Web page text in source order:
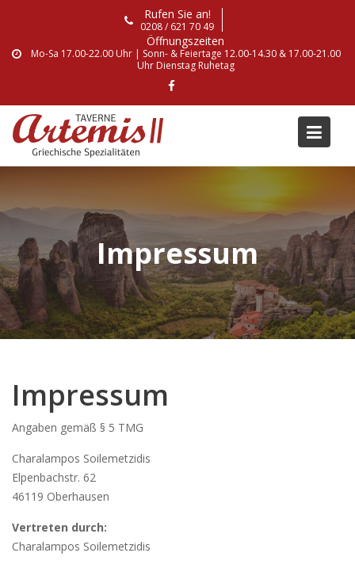
content
Rufen Sie an!
0208 / 621 70 49
Öffnungszeiten
Mo-Sa 17.00-22.00 Uhr | Sonn- & Feiertage 12.00-14.30 & 17.00-21.00
Uhr Dienstag Ruhetag
Impressum
Impressum
Angaben gemäß § 5 TMG
Charalampos Soilemetzidis
Elpenbachstr. 62
46119 Oberhausen
Vertreten durch:
Charalampos Soilemetzidis